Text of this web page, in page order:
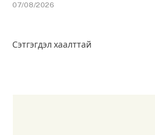
07/08/2026
Сэтгэгдэл хаалттай